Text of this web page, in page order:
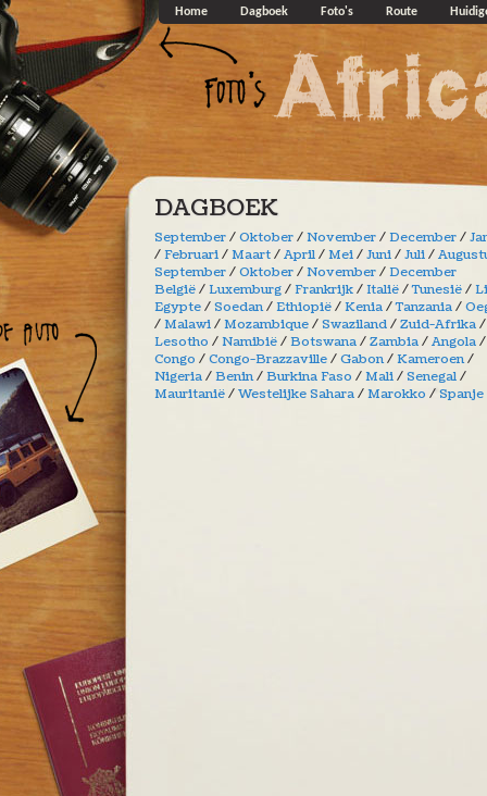
Overslaan en naar de algemene inhoud gaan
Home Dagboek Foto's Route
DAGBOEK
September/Oktober/November/December/
/Februari/Maart/April/Mei/Juni/Juli/
September/Oktober/November/December
België/Luxemburg/Frankrijk/Italië/Tunesië/
Egypte/Soedan/Ethiopië/Kenia/Tanzania/
/Malawi/Mozambique/Swaziland/Zuid-Afrika/
Lesotho /Namibië/Botswana/Zambia/Angola/
Congo /Congo-Brazzaville/Gabon/Kameroen/
Nigeria/Benin/Burkina Faso /Mali/Senegal/
Mauritanië/Westelijke Sahara/Marokko /Spanje